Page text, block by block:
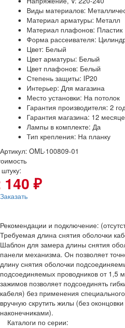
Виды материалов:
Материал арматуры: Металл
Материал плафонов: Пластик
Форма рассеивателя:
Цвет: Белый
Цвет арматуры: Белый
Цвет плафонов: Белый
Степень защиты: IP20
Интерьер: Для магазина
Место установки: На потолок
Гарантия производителя: 2
Гарантия магазина: 12
Лампы в комплекте: Да
Тип крепления: На планку
Артикул: OML-100809-01
140 ₽
Заказать
Рекомендации и подключение:
Требуемая длина снятия оболочки
Шаблон для замера длины снятия
панели механизма. Он позволяет
длину снятия оболочки
подсоединяемых проводников от 1,5
зажимов позволяет подсоединять
кабеля) без применения
вручную скрутить жилы (без
наконечниками).
Каталоги по серии: